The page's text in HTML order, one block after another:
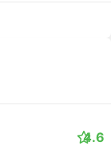
4.6